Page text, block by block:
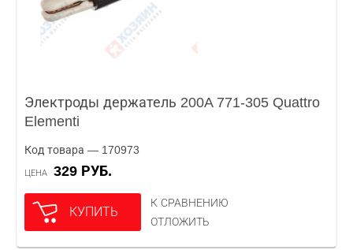
Электроды держатель 200A 771-305 Quattro
Elementi
Код товара — 170973
ЦЕНА 329 РУБ.
КУПИТЬ
К СРАВНЕНИЮ
ОТЛОЖИТЬ